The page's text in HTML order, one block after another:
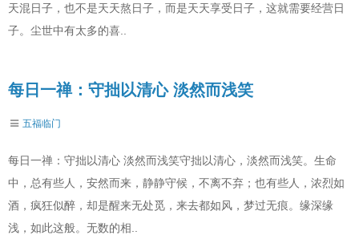
天混日子，也不是天天熬日子，而是天天享受日子，这就需要经营日
子。尘世中有太多的喜..
每日一禅：守拙以清心 淡然而浅笑
五福临门
每日一禅：守拙以清心 淡然而浅笑守拙以清心，淡然而浅笑。生命
中，总有些人，安然而来，静静守候，不离不弃；也有些人，浓烈如
酒，疯狂似醉，却是醒来无处觅，来去都如风，梦过无痕。缘深缘
浅，如此这般。无数的相..